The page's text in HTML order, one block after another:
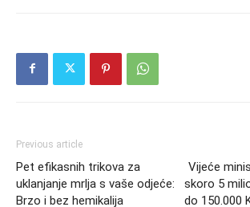
Previous article
Pet efikasnih trikova za
uklanjanje mrlja s vaše odjeće:
Brzo i bez hemikalija
Vijeće
skoro 5
do 150.000